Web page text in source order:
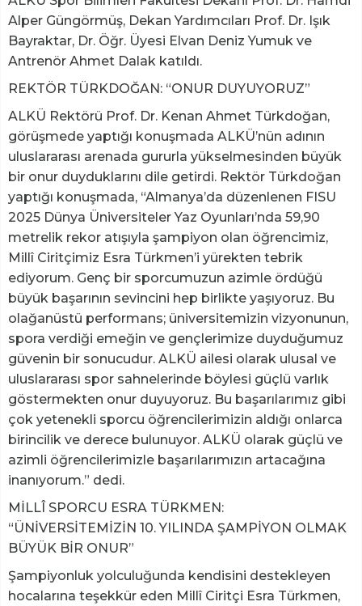
Alper Güngörmüş, Dekan Yardımcıları Prof. Dr. Işık
Bayraktar, Dr. Öğr. Üyesi Elvan Deniz Yumuk ve
Antrenör Ahmet Dalak katıldı.
REKTÖR TÜRKDOĞAN: “ONUR DUYUYORUZ”
ALKÜ Rektörü Prof. Dr. Kenan Ahmet Türkdoğan,
görüşmede yaptığı konuşmada ALKÜ’nün adının
uluslararası arenada gururla yükselmesinden büyük
bir onur duyduklarını dile getirdi. Rektör Türkdoğan
yaptığı konuşmada, “Almanya’da düzenlenen FISU
2025 Dünya Üniversiteler Yaz Oyunları’nda 59,90
metrelik rekor atışıyla şampiyon olan öğrencimiz,
Millî Ciritçimiz Esra Türkmen’i yürekten tebrik
ediyorum. Genç bir sporcumuzun azimle ördüğü
büyük başarının sevincini hep birlikte yaşıyoruz. Bu
olağanüstü performans; üniversitemizin vizyonunun,
spora verdiği emeğin ve gençlerimize duyduğumuz
güvenin bir sonucudur. ALKÜ ailesi olarak ulusal ve
uluslararası spor sahnelerinde böylesi güçlü varlık
göstermekten onur duyuyoruz. Bu başarılarımız gibi
çok yetenekli sporcu öğrencilerimizin aldığı onlarca
birincilik ve derece bulunuyor. ALKÜ olarak güçlü ve
azimli öğrencilerimizle başarılarımızın artacağına
inanıyorum.” dedi.
MİLLÎ SPORCU ESRA TÜRKMEN:
“ÜNİVERSİTEMİZİN 10. YILINDA ŞAMPİYON OLMAK
BÜYÜK BİR ONUR”
Şampiyonluk yolculuğunda kendisini destekleyen
hocalarına teşekkür eden Millî Ciritçi Esra Türkmen,